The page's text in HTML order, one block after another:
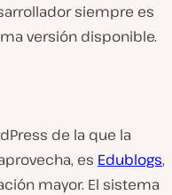
siempre es
versión disponible.
de la que la
es Edublogs,
mayor. El sistema